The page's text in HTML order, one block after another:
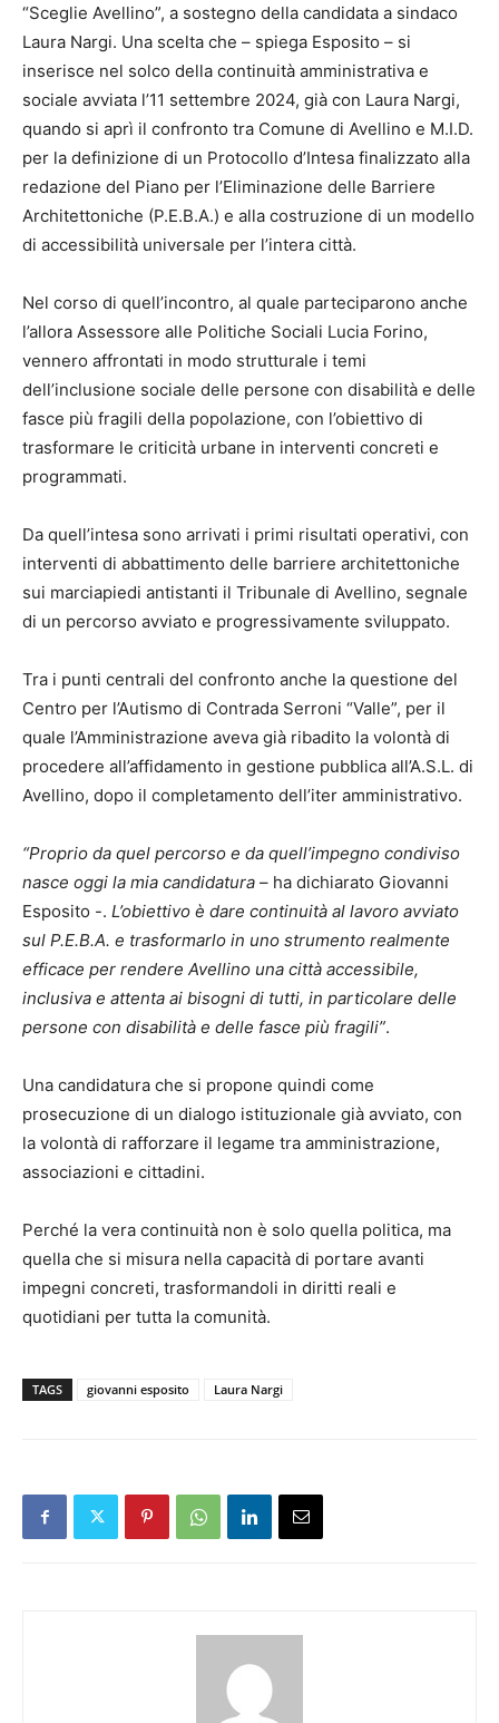
“Sceglie Avellino”, a sostegno della candidata a sindaco
Laura Nargi. Una scelta che – spiega Esposito – si
inserisce nel solco della continuità amministrativa e
sociale avviata l’11 settembre 2024, già con Laura Nargi,
quando si aprì il confronto tra Comune di Avellino e M.I.D.
per la definizione di un Protocollo d’Intesa finalizzato alla
redazione del Piano per l’Eliminazione delle Barriere
Architettoniche (P.E.B.A.) e alla costruzione di un modello
di accessibilità universale per l’intera città.
Nel corso di quell’incontro, al quale parteciparono anche
l’allora Assessore alle Politiche Sociali Lucia Forino,
vennero affrontati in modo strutturale i temi
dell’inclusione sociale delle persone con disabilità e delle
fasce più fragili della popolazione, con l’obiettivo di
trasformare le criticità urbane in interventi concreti e
programmati.
Da quell’intesa sono arrivati i primi risultati operativi, con
interventi di abbattimento delle barriere architettoniche
sui marciapiedi antistanti il Tribunale di Avellino, segnale
di un percorso avviato e progressivamente sviluppato.
Tra i punti centrali del confronto anche la questione del
Centro per l’Autismo di Contrada Serroni “Valle”, per il
quale l’Amministrazione aveva già ribadito la volontà di
procedere all’affidamento in gestione pubblica all’A.S.L. di
Avellino, dopo il completamento dell’iter amministrativo.
“Proprio da quel percorso e da quell’impegno condiviso
nasce oggi la mia candidatura – ha dichiarato Giovanni
Esposito -. L’obiettivo è dare continuità al lavoro avviato
sul P.E.B.A. e trasformarlo in uno strumento realmente
efficace per rendere Avellino una città accessibile,
inclusiva e attenta ai bisogni di tutti, in particolare delle
persone con disabilità e delle fasce più fragili”.
Una candidatura che si propone quindi come
prosecuzione di un dialogo istituzionale già avviato, con
la volontà di rafforzare il legame tra amministrazione,
associazioni e cittadini.
Perché la vera continuità non è solo quella politica, ma
quella che si misura nella capacità di portare avanti
impegni concreti, trasformandoli in diritti reali e
quotidiani per tutta la comunità.
TAGS giovanni esposito Laura Nargi